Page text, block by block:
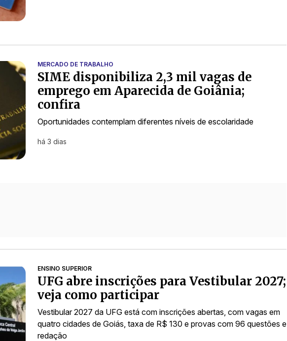
MERCADO DE TRABALHO
SIME disponibiliza 2,3 mil vagas de
emprego em Aparecida de Goiânia;
confira
Oportunidades contemplam diferentes níveis de escolaridade
há 3 dias
ENSINO SUPERIOR
UFG abre inscrições para Vestibular 2027;
veja como participar
Vestibular 2027 da UFG está com inscrições abertas, com vagas em
quatro cidades de Goiás, taxa de R$ 130 e provas com 96 questões e
redação